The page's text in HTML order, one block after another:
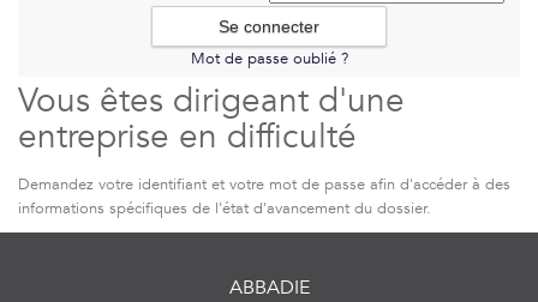
Mot de passe oublié ?
Vous êtes dirigeant d'une
entreprise en difficulté
Demandez votre identifiant et votre mot de passe afin d'accéder à des
informations spécifiques de l'état d'avancement du dossier.
ABBADIE